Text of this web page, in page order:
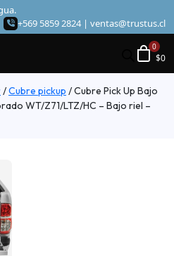
+569 5859 2824 | ventas@trustus.cl
$0
/Cubre pickup /Cubre Pick Up Bajo
WT/Z71/LTZ/HC – Bajo riel –